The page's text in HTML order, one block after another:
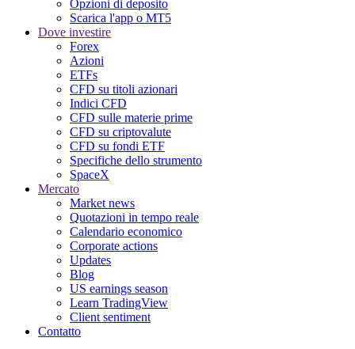
Opzioni di deposito
Scarica l'app o MT5
Dove investire
Forex
Azioni
ETFs
CFD su titoli azionari
Indici CFD
CFD sulle materie prime
CFD su criptovalute
CFD su fondi ETF
Specifiche dello strumento
SpaceX
Mercato
Market news
Quotazioni in tempo reale
Calendario economico
Corporate actions
Updates
Blog
US earnings season
Learn TradingView
Client sentiment
Contatto